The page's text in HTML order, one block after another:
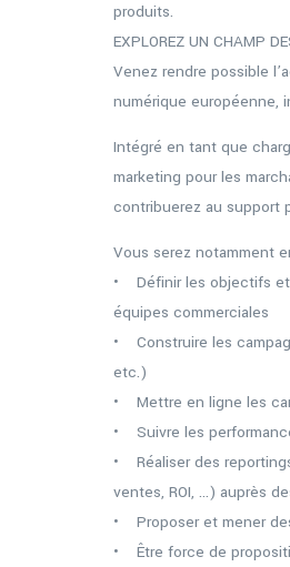
produits.
EXPLOREZ UN CHAMP
Venez rendre possible
numérique européenne,
Intégré en tant que
marketing pour les
contribuerez au support
Vous serez notamment
• Définir les objectifs et
équipes commerciales
• Construire les
etc.)
• Mettre en ligne les
• Suivre les
• Réaliser des
ventes, ROI, …) auprès
• Proposer et mener
• Être force de